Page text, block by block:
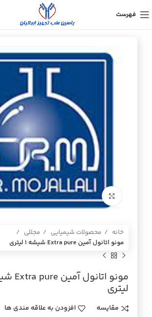
فهرست
برای بزرگنمایی کلیک کنید
خانه محصولات شیمیایی
مجللی
مونو اتانول آمين Extra pure شيشه 1 ليتري
ليتري
مقایسه افزودن به علاقه مندی ها